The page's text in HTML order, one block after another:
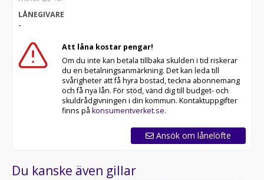
LÅNEGIVARE
-
Att låna kostar pengar!
Om du inte kan betala tillbaka skulden i tid riskerar
du en betalningsanmärkning. Det kan leda till
svårigheter att få hyra bostad, teckna abonnemang
och få nya lån. För stöd, vänd dig till budget- och
skuldrådgivningen i din kommun. Kontaktuppgifter
finns på konsumentverket.se.
Ansök om lånelöfte
Du kanske även gillar